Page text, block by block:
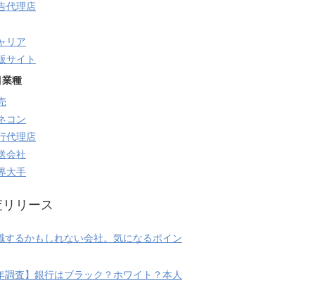
代理店
リア
サイト
業種
コン
代理店
会社
大手
リース
するかもしれない会社。気になるポイン
調査】銀行はブラック？ホワイト？本人